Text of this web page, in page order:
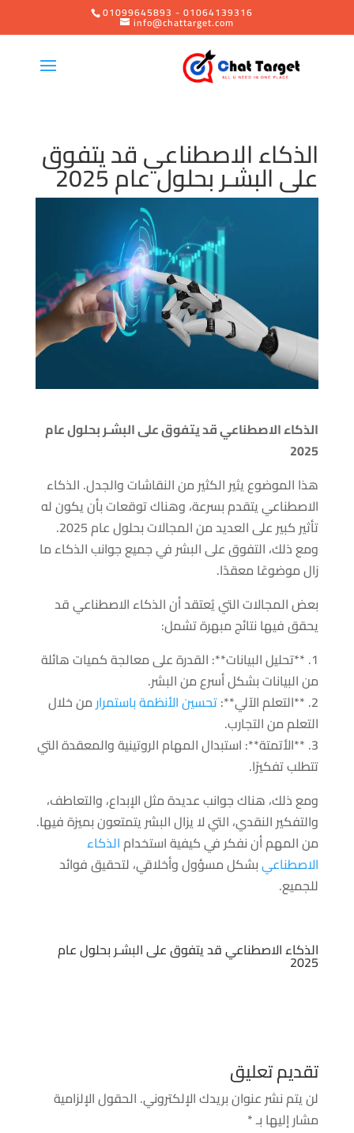
01099645893 - 01064139316
info@chattarget.com
الذكاء الاصطناعي قد يتفوق
على البشـر بحلول عام 2025
الذكاء الاصطناعي قد يتفوق على البشـر بحلول عام
2025
هذا الموضوع يثير الكثير من النقاشات والجدل. الذكاء
الاصطناعي يتقدم بسرعة، وهناك توقعات بأن يكون له
تأثير كبير على العديد من المجالات بحلول عام 2025.
ومع ذلك، التفوق على البشر في جميع جوانب الذكاء ما
زال موضوعًا معقدًا.
بعض المجالات التي يُعتقد أن الذكاء الاصطناعي قد
يحقق فيها نتائج مبهرة تشمل:
1. **تحليل البيانات**: القدرة على معالجة كميات هائلة
من البيانات بشكل أسرع من البشر.
2. **التعلم الآلي**:
تحسين الأنظمة باستمرارمن خلال
التعلم من التجارب.
3. **الأتمتة**: استبدال المهام الروتينية والمعقدة التي
تتطلب تفكيرًا.
ومع ذلك، هناك جوانب عديدة مثل الإبداع، والتعاطف،
والتفكير النقدي، التي لا يزال البشر يتمتعون بميزة فيها.
من المهم أن نفكر في كيفية استخدامالذكاء
الاصطناعيبشكل مسؤول وأخلاقي، لتحقيق فوائد
للجميع.
الذكاء الاصطناعي قد يتفوق على البشـر بحلول عام
2025
تقديم تعليق
لن يتم نشر عنوان بريدك الإلكتروني. الحقول الإلزامية
مشار إليها بـ*